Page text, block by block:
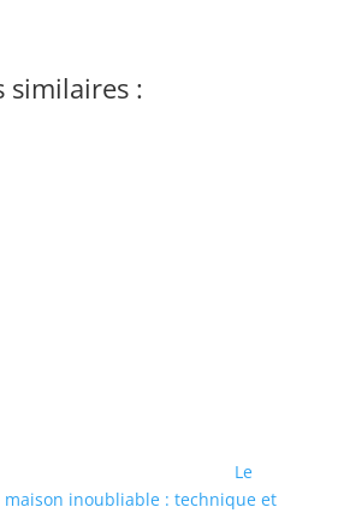
similaires :
Le
inoubliable : technique et